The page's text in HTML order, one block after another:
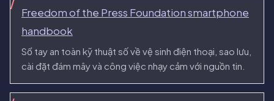
Freedom of the Press Foundation smartphone
handbook
Sổ tay an toàn kỹ thuật số về vệ sinh điện thoại, sao lưu,
cài đặt đám mây và công việc nhạy cảm với nguồn tin.